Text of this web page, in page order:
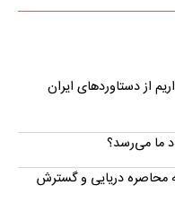
از دستاوردهای ایران
محاصره دریایی و گسترش